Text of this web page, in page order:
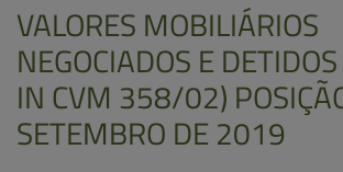
VALORES MOBILIÁRIOS
NEGOCIADOS E
IN CVM 358/02)
SETEMBRO DE 2019